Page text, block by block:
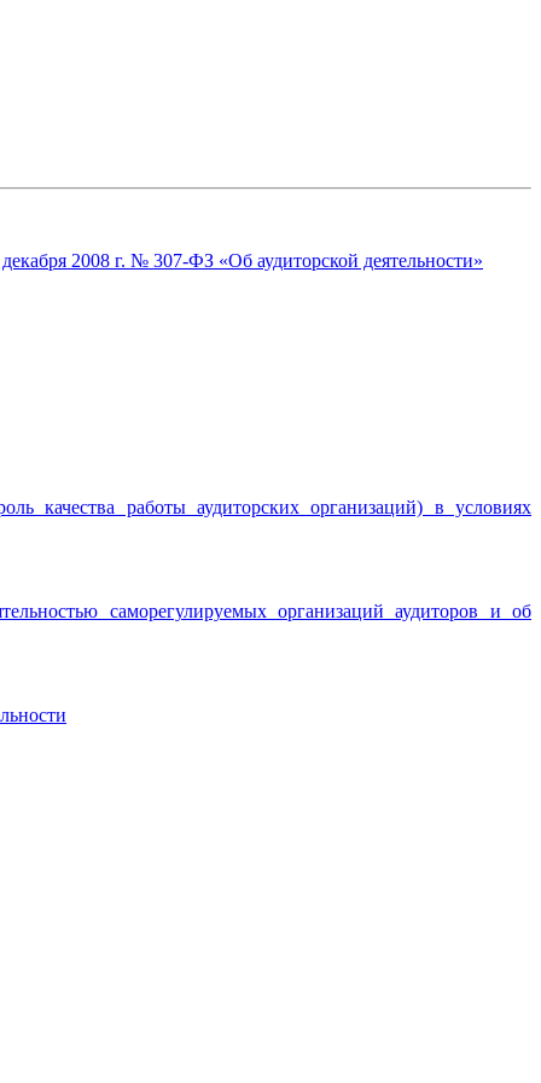
2008 г. № 307-ФЗ «Об аудиторской деятельности»
качества работы аудиторских организаций) в условиях
саморегулируемых организаций аудиторов и об